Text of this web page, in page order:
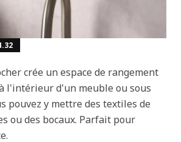
crée un espace de rangement
l'intérieur d'un meuble ou sous
pouvez y mettre des textiles de
ou des bocaux. Parfait pour